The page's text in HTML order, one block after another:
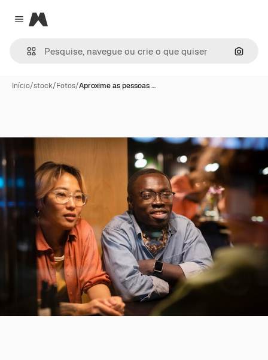
Close menu
Magnific
Início/stock/Fotos/Aproxime as pessoas …